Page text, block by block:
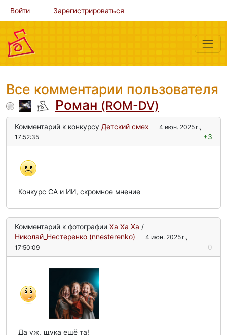
Войти Зарегистрироваться
Все комментарии пользователя
Роман (ROM-DV)
Комментарий к конкурсу Детский смех
4 июн. 2025 г.,
17:52:35
+3
Конкурс СА и ИИ, скромное мнение
Комментарий к фотографии Ха Ха Ха /
Николай_Нестеренко (nnesterenko)
4 июн. 2025 г.,
17:50:09
0
Да уж, щука ещё та!